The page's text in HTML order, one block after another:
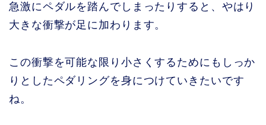
急激にペダルを踏んでしまったりすると、やはり
大きな衝撃が足に加わります。
この衝撃を可能な限り小さくするためにもしっか
りとしたペダリングを身につけていきたいです
ね。